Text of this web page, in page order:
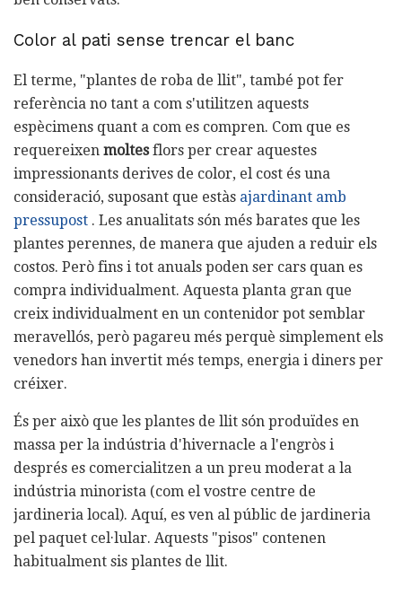
Color al pati sense trencar el banc
El terme, "plantes de roba de llit", també pot fer
referència no tant a com s'utilitzen aquests
espècimens quant a com es compren. Com que es
requereixen moltesflors per crear aquestes
impressionants derives de color, el cost és una
consideració, suposant que estàs ajardinant amb
pressupost . Les anualitats són més barates que les
plantes perennes, de manera que ajuden a reduir els
costos. Però fins i tot anuals poden ser cars quan es
compra individualment. Aquesta planta gran que
creix individualment en un contenidor pot semblar
meravellós, però pagareu més perquè simplement els
venedors han invertit més temps, energia i diners per
créixer.
És per això que les plantes de llit són produïdes en
massa per la indústria d'hivernacle a l'engròs i
després es comercialitzen a un preu moderat a la
indústria minorista (com el vostre centre de
jardineria local). Aquí, es ven al públic de jardineria
pel paquet cel·lular. Aquests "pisos" contenen
habitualment sis plantes de llit.